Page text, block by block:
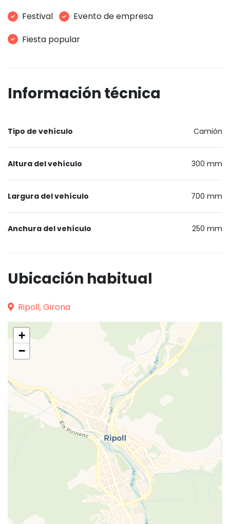
Festival
Evento de empresa
Fiesta popular
Información técnica
Tipo de vehículo Camión
Altura del vehículo 300 mm
Largura del vehículo 700 mm
Anchura del vehículo 250 mm
Ubicación habitual
Ripoll, Girona
+
−